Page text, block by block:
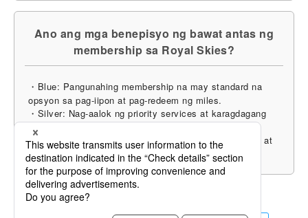
Ano ang mga benepisyo ng bawat antas ng
membership sa Royal Skies?
・Blue: Pangunahing membership na may standard na
opsyon sa pag-iipon at pag-redeem ng miles.
・Silver: Nag-aalok ng priority services at karagdagang
allowance sa bagahe.
・Gold: Kasama ang lounge access, priority boarding, at
mas mabilis na pag-ipon ng miles.